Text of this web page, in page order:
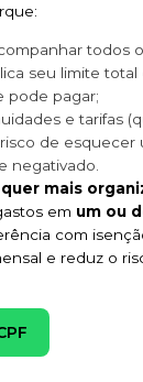
todos
seu limite
pode pagar;
e tarifas
de esquecer
negativado.
mais
em um ou
com
e reduz o